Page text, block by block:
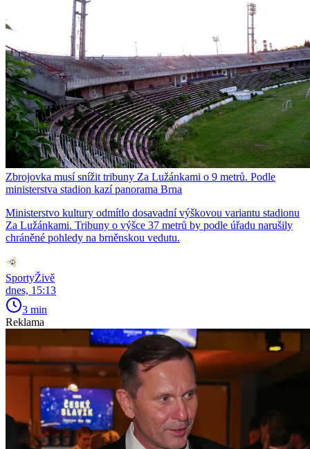
Zbrojovka musí snížit tribuny Za Lužánkami o 9 metrů. Podle
ministerstva stadion kazí panorama Brna
Ministerstvo kultury odmítlo dosavadní výškovou variantu stadionu
Za Lužánkami. Tribuny o výšce 37 metrů by podle úřadu narušily
chráněné pohledy na brněnskou vedutu.
SportyŽivě
dnes, 15:13
3 min
Reklama